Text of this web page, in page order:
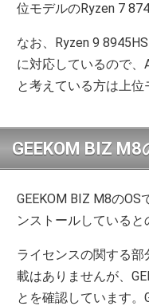
位モデルのRyzen 7
なお、Ryzen 9
に対応しているので
と考えている方は上位
GEEKOM BIZ
GEEKOM BIZ M8のOS
ンストールしていると
ライセンスの関する
載はありませんが、
とを確認しています。